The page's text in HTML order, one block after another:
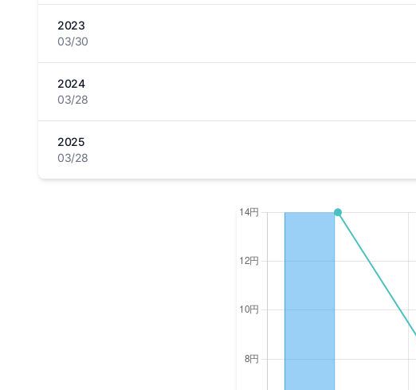
2023
03/30
2024
03/28
2025
03/28